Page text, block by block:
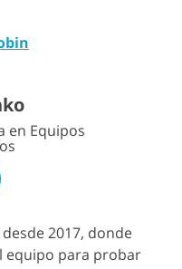
en Equipos
2017, donde
equipo para probar